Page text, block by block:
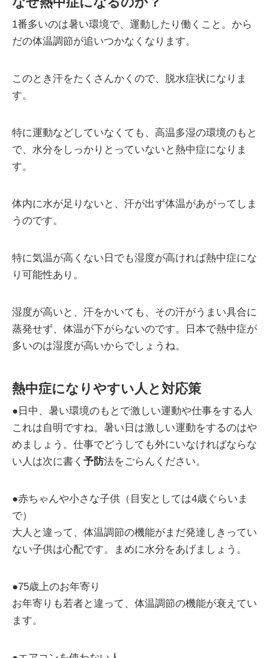
1番多いのは暑い環境で、運動したり働くこと。から
だの体温調節が追いつかなくなります。
このとき汗をたくさんかくので、脱水症状になりま
す。
特に運動などしていなくても、高温多湿の環境のもと
で、水分をしっかりとっていないと熱中症になりま
す。
体内に水が足りないと、汗が出ず体温があがってしま
うのです。
特に気温が高くない日でも湿度が高ければ熱中症にな
り可能性あり。
湿度が高いと、汗をかいても、その汗がうまい具合に
蒸発せず、体温が下がらないのです。日本で熱中症が
多いのは湿度が高いからでしょうね。
熱中症になりやすい人と対応策
●日中、暑い環境のもとで激しい運動や仕事をする人
これは自明ですね。暑い日は激しい運動をするのはや
めましょう。仕事でどうしても外にいなければならな
い人は次に書く 予防法をごらんください。
●赤ちゃんや小さな子供（目安としては4歳ぐらいま
で）
大人と違って、体温調節の機能がまだ発達しきってい
ない子供は心配です。まめに水分をあげましょう。
●75歳上のお年寄り
お年寄りも若者と違って、体温調節の機能が衰えてい
ます。